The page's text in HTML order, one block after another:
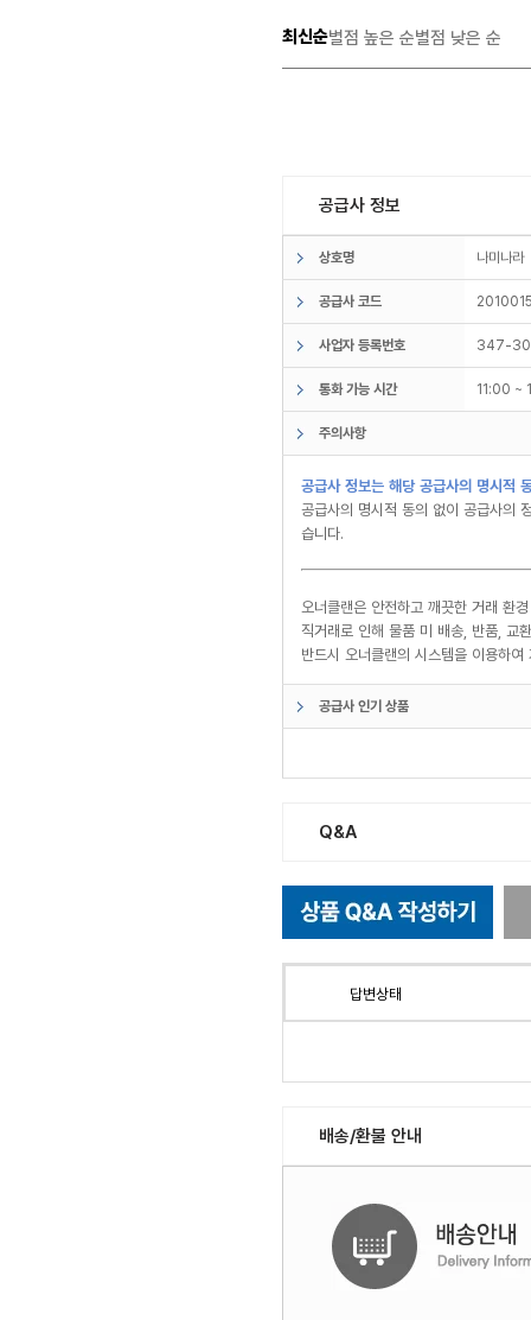
최신순별점 높은 순별점 낮은 순
공급사 정보
상호명 나미나
공급사 코드
사업자 등록번호 347-
통화 가능 시간 11:00
주의사항
공급사 정보는 해당 공급사의 명시적
공급사의 명시적 동의 없이 공급사의
습니다.
오너클랜은 안전하고 깨끗한 거래 환
직거래로 인해 물품 미 배송, 반품, 교
반드시 오너클랜의 시스템을 이용하
공급사 인기 상품
Q&A
답변상태
배송/환불 안내